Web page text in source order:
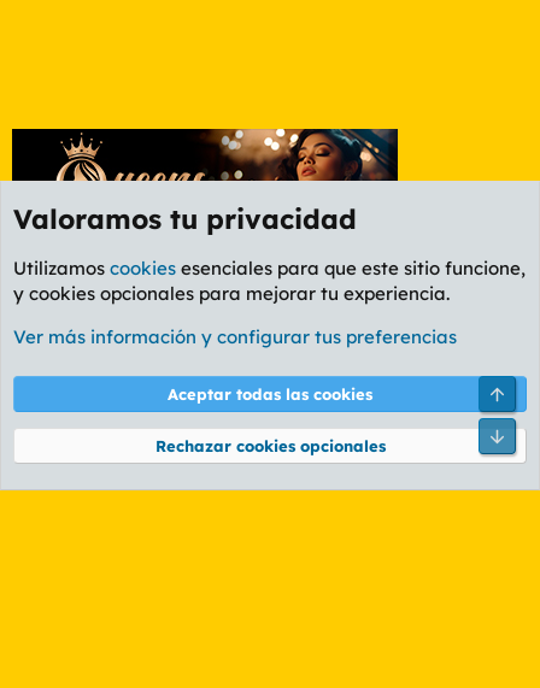
Etiquetas
Cookies
PL OLDSTYLE AMARILLO
Términos y reglas Política de privacidad Ayuda
Community platform by XenForo® © 2010-2026 XenForo Ltd.
Valoramos tu privacidad
Utilizamos cookies esenciales para que este sitio funcione,
y cookies opcionales para mejorar tu experiencia.
Ver más información y configurar tus preferencias
Aceptar todas las cookies
Rechazar cookies opcionales
Pie